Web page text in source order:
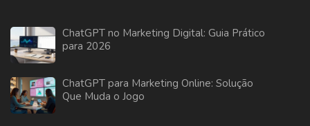
ChatGPT no Marketing Digital: Guia Prático
para 2026
ChatGPT para Marketing Online: Solução
Que Muda o Jogo